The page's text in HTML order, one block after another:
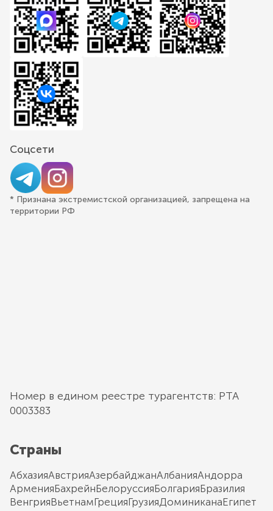
Соцсети
* Признана экстремистской организацией, запрещена на
территории РФ
Номер в едином реестре турагентств: РТА
0003383
Страны
АбхазияАвстрияАзербайджанАлбанияАндорра
АрменияБахрейнБелоруссияБолгарияБразилия
ВенгрияВьетнамГрецияГрузияДоминиканаЕгипет